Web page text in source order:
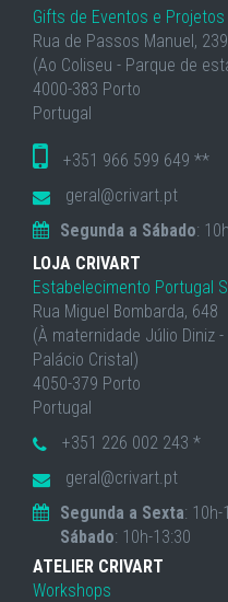
Gifts de Eventos e
Rua de Passos Manuel, 239
(Ao Coliseu - Parque de
4000-383 Porto
Portugal
+351 966 599 649 **
geral@crivart.pt
Segunda a Sábado:
LOJA CRIVART
Estabelecimento Portugal
Rua Miguel Bombarda, 648
(À maternidade Júlio Diniz
Palácio Cristal)
4050-379 Porto
Portugal
+351 226 002 243 *
geral@crivart.pt
Segunda a Sexta:
Sábado: 10h-13:30
ATELIER CRIVART
Workshops